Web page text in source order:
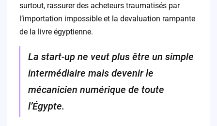
surtout, rassurer des acheteurs traumatisés par
l’importation impossible et la devaluation rampante
de la livre égyptienne.
La start-up ne veut plus être un simple
intermédiaire mais devenir le
mécanicien numérique de toute
l’Égypte.